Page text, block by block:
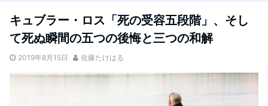
キュブラー・ロス「死の受容五段階」、そし
て死ぬ瞬間の五つの後悔と三つの和解
2019年8月15日 佐藤たけはる